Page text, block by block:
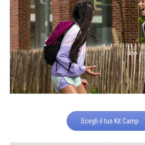
Scegli il tuo Kit Camp